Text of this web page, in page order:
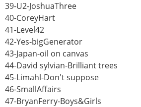
39-U2-JoshuaThree
40-CoreyHart
41-Level42
42-Yes-bigGenerator
43-Japan-oil on canvas
44-David sylvian-Brilliant trees
45-Limahl-Don't suppose
46-SmallAffairs
47-BryanFerry-Boys&Girls